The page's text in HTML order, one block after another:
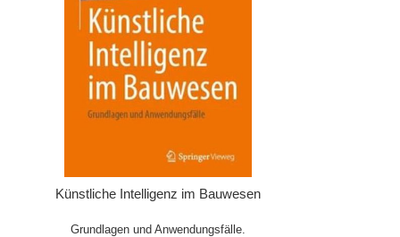
Künstliche Intelligenz im Bauwesen
Grundlagen und Anwendungsfälle.